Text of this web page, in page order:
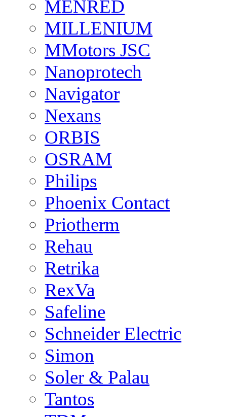
MENRED
MILLENIUM
MMotors JSC
Nanoprotech
Navigator
Nexans
ORBIS
OSRAM
Philips
Phoenix Contact
Priotherm
Rehau
Retrika
RexVa
Safeline
Schneider Electric
Simon
Soler & Palau
Tantos